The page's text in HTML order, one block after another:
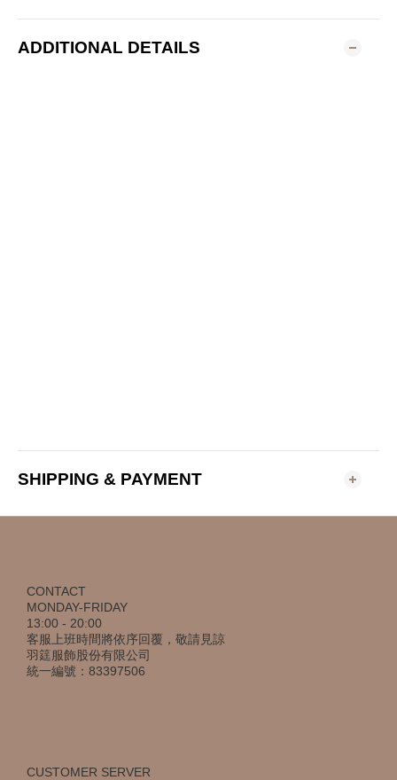
ADDITIONAL DETAILS
SHIPPING & PAYMENT
CONTACT
MONDAY-FRIDAY
13:00 - 20:00
客服上班時間將依序回覆，敬請見諒
羽筳服飾股份有限公司
統一編號：83397506
CUSTOMER SERVER